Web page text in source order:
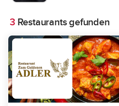
3Restaurants gefunden